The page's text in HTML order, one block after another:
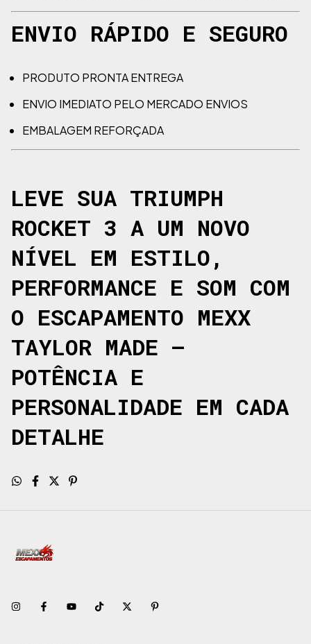
ENVIO RÁPIDO E SEGURO
PRODUTO PRONTA ENTREGA
ENVIO IMEDIATO PELO MERCADO ENVIOS
EMBALAGEM REFORÇADA
LEVE SUA TRIUMPH
ROCKET 3 A UM NOVO
NÍVEL EM ESTILO,
PERFORMANCE E SOM COM
O ESCAPAMENTO MEXX
TAYLOR MADE –
POTÊNCIA E
PERSONALIDADE EM CADA
DETALHE